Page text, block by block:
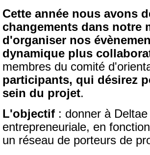
Cette année nous avons
changements dans notre
d'organiser nos
dynamique plus
membres du comité
participants, qui désirez
sein du projet.
L'objectif : donner à
entrepreneuriale, en
un réseau de porteurs de